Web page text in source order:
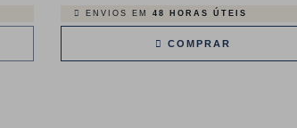
ENVIOS EM 48 HORAS ÚTEIS
COMPRAR